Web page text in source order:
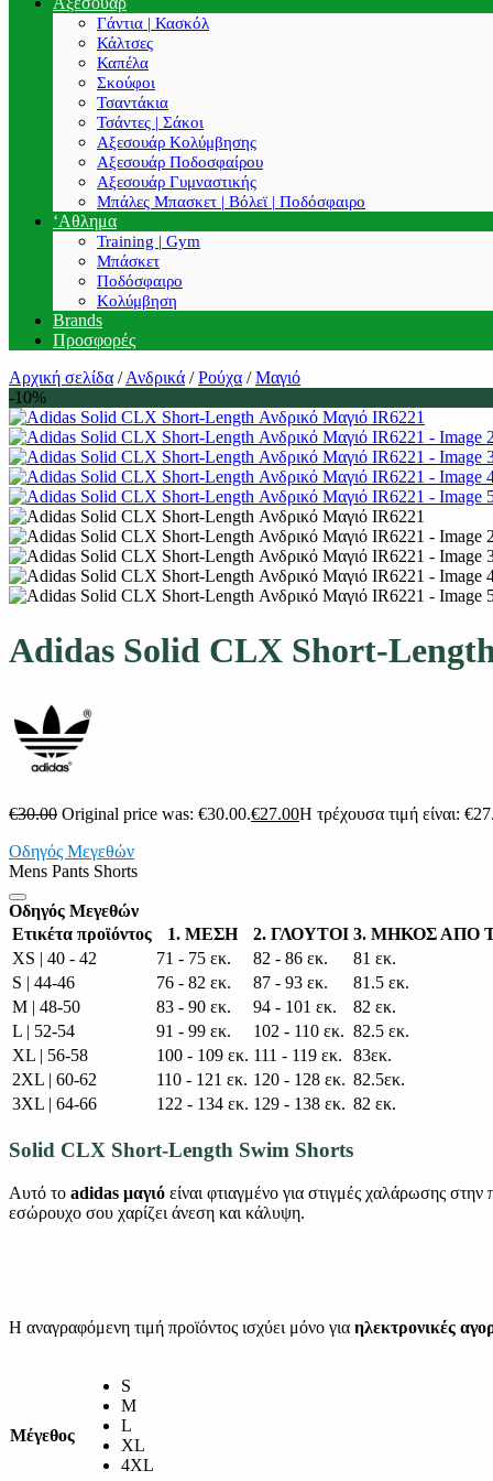
Γάντια | Κασκόλ
Κάλτσες
Καπέλα
Σκούφοι
Τσαντάκια
Τσάντες | Σάκοι
Αξεσουάρ Κολύμβησης
Αξεσουάρ Ποδοσφαίρου
Αξεσουάρ Γυμναστικής
Μπάλες Μπασκετ | Βόλεϊ | Ποδόσφαιρο
‘Αθλημα
Training | Gym
Μπάσκετ
Ποδόσφαιρο
Κολύμβηση
Brands
Προσφορές
Αρχική σελίδα /Ανδρικά / Ρούχα / Μαγιό
-10%
Adidas Solid CLX Short-
€30.00 Original price was: €30.00.€27.00Η τρέχουσα τιμή είναι:
Οδηγός Μεγεθών
Mens Pants Shorts
Οδηγός Μεγεθών
Ετικέτα προϊόντος
1. ΜΕΣΗ 2. ΓΛΟΥΤΟΙ 3. ΜΗΚΟΣ ΑΠΟ
XS | 40 - 42
71 - 75 εκ. 82 - 86 εκ.
81 εκ.
S | 44-46
76 - 82 εκ. 87 - 93 εκ.
81.5 εκ.
M | 48-50
83 - 90 εκ. 94 - 101 εκ.
82 εκ.
L | 52-54
91 - 99 εκ. 102 - 110 εκ. 82.5 εκ.
XL | 56-58
100 - 109 εκ. 111 - 119 εκ.
83εκ.
2XL | 60-62
110 - 121 εκ. 120 - 128 εκ. 82.5εκ.
3XL | 64-66
122 - 134 εκ. 129 - 138 εκ. 82 εκ.
Solid CLX Short-Length Swim Shorts
Αυτό το adidas μαγιό είναι φτιαγμένο για στιγμές χαλάρωσης
εσώρουχο σου χαρίζει άνεση και κάλυψη.
Η αναγραφόμενη τιμή προϊόντος ισχύει μόνο για ηλεκτρονικές
Μέγεθος
S
M
L
XL
4XL